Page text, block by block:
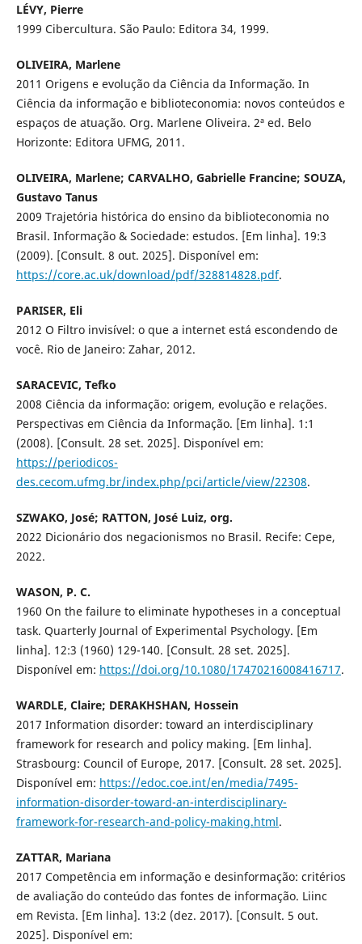
LÉVY, Pierre
1999 Cibercultura. São Paulo: Editora 34, 1999.
OLIVEIRA, Marlene
2011 Origens e evolução da Ciência da Informação. In
Ciência da informação e biblioteconomia: novos conteúdos e
espaços de atuação. Org. Marlene Oliveira. 2ª ed. Belo
Horizonte: Editora UFMG, 2011.
OLIVEIRA, Marlene; CARVALHO, Gabrielle Francine; SOUZA,
Gustavo Tanus
2009 Trajetória histórica do ensino da biblioteconomia no
Brasil. Informação & Sociedade: estudos. [Em linha]. 19:3
(2009). [Consult. 8 out. 2025]. Disponível em:
https://core.ac.uk/download/pdf/328814828.pdf.
PARISER, Eli
2012 O Filtro invisível: o que a internet está escondendo de
você. Rio de Janeiro: Zahar, 2012.
SARACEVIC, Tefko
2008 Ciência da informação: origem, evolução e relações.
Perspectivas em Ciência da Informação. [Em linha]. 1:1
(2008). [Consult. 28 set. 2025]. Disponível em:
https://periodicos-
des.cecom.ufmg.br/index.php/pci/article/view/22308.
SZWAKO, José; RATTON, José Luiz, org.
2022 Dicionário dos negacionismos no Brasil. Recife: Cepe,
2022.
WASON, P. C.
1960 On the failure to eliminate hypotheses in a conceptual
task. Quarterly Journal of Experimental Psychology. [Em
linha]. 12:3 (1960) 129-140. [Consult. 28 set. 2025].
Disponível em: https://doi.org/10.1080/17470216008416717.
WARDLE, Claire; DERAKHSHAN, Hossein
2017 Information disorder: toward an interdisciplinary
framework for research and policy making. [Em linha].
Strasbourg: Council of Europe, 2017. [Consult. 28 set. 2025].
Disponível em: https://edoc.coe.int/en/media/7495-
information-disorder-toward-an-interdisciplinary-
framework-for-research-and-policy-making.html.
ZATTAR, Mariana
2017 Competência em informação e desinformação: critérios
de avaliação do conteúdo das fontes de informação. Liinc
em Revista. [Em linha]. 13:2 (dez. 2017). [Consult. 5 out.
2025]. Disponível em: